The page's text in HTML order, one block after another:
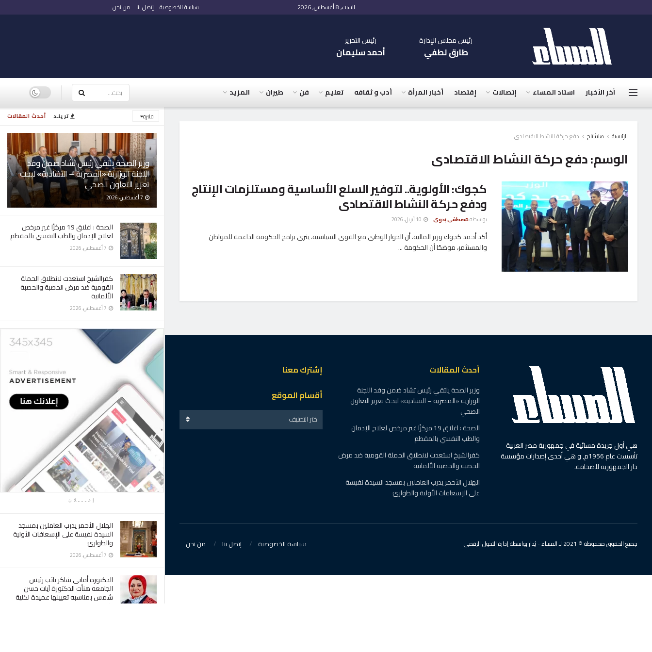
أحدث المقالات ترينـد فلترة
وزير الصحة يلتقي رئيس تشاد ضمن وفد
اللجنة الوزارية «المصرية – التشادية» لبحث
تعزيز التعاون الصحي
الصحة : اغلاق 19 مركزًا غير مرخص
لعلاج الإدمان والطب النفسي بالمقطم
كفرالشيخ استعدت لانطلاق الحملة
القومية ضد مرض الحصبة والحصبة
الألمانية
إعـــلان
الهلال الأحمر يدرب العاملين بمسجد
السيدة نفيسة على الإسعافات الأولية
والطوارئ
الدكتوره أمانى شاكر نائب رئيس
الجامعه هنأت الدكتورة آيات حسن
شمس بمناسبه تعيينها عميدة لكلية
السبت, 8 أغسطس, 2026 سياسة الخصوصية إتصل بنا من نحن
رئيس مجلس الإدارة
طارق لطفي
رئيس التحرير
أحمد سليمان
آخر الأخبار استاد المساء إتصالات إقتصاد أخبار المرأة أدب و ثقافه تعليم فن طيران المزيد
الرئيسية هاشتاج دفع حركة النشاط الاقتصادى
الوسم:دفع حركة النشاط الاقتصادى
كجوك: الأولوية.. لتوفير السلع الأساسية ومستلزمات الإنتاج
ودفع حركة النشاط الاقتصادى
بواسطةمصطفى بدوى
أكد أحمد كجوك وزير المالية، أن الحوار الوطنى مع القوى السياسية، يثرى برامج الحكومة الداعمة للمواطن
والمستثمر، موضحًا أن الحكومة ...
هي أول جريدة مسائية في جمهورية مصر العربية
تأسست عام 1956م, و هي أحدى إصدارات مؤسسة
دار الجمهورية للصحافة.
أحدث المقالات
وزير الصحة يلتقي رئيس تشاد ضمن وفد اللجنة
الوزارية «المصرية – التشادية» لبحث تعزيز التعاون
الصحي
الصحة : اغلاق 19 مركزًا غير مرخص لعلاج الإدمان
والطب النفسي بالمقطم
كفرالشيخ استعدت لانطلاق الحملة القومية ضد مرض
الحصبة والحصبة الألمانية
الهلال الأحمر يدرب العاملين بمسجد السيدة نفيسة
على الإسعافات الأولية والطوارئ
إشترك معنا
أقسام الموقع
اختر التصنيف
سياسة الخصوصية إتصل بنا من نحن جميع الحقوق محفوظة © 2021 لـ المساء - يُدار بواسطة إدارة التحول الرقمي.